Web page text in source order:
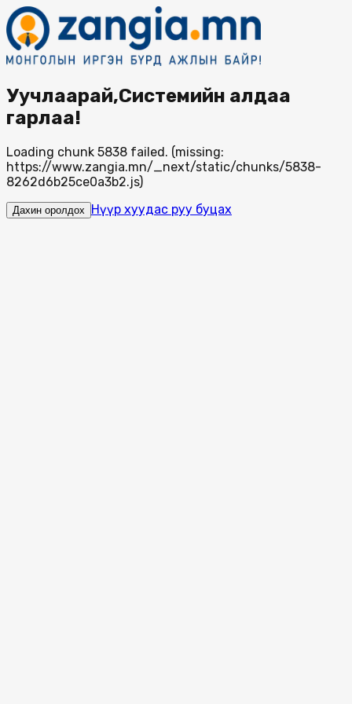
Уучлаарай,Системийн алдаа
гарлаа!
Loading chunk 5838 failed. (missing:
https://www.zangia.mn/_next/static/chunks/5838-
8262d6b25ce0a3b2.js)
Дахин оролдох Нүүр хуудас руу буцах